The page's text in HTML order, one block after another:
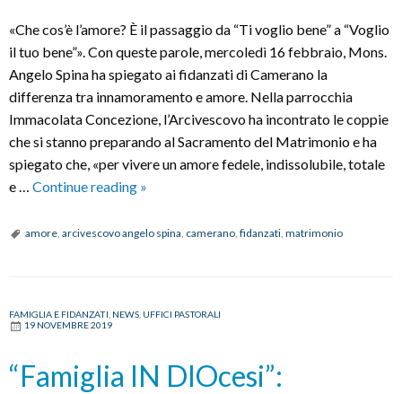
«Che cos’è l’amore? È il passaggio da “Ti voglio bene” a “Voglio
il tuo bene”». Con queste parole, mercoledì 16 febbraio, Mons.
Angelo Spina ha spiegato ai fidanzati di Camerano la
differenza tra innamoramento e amore. Nella parrocchia
Immacolata Concezione, l’Arcivescovo ha incontrato le coppie
che si stanno preparando al Sacramento del Matrimonio e ha
spiegato che, «per vivere un amore fedele, indissolubile, totale
e … Continue reading Incontro
formazione
a
»
amore arcivescovo angelo spina camerano fidanzati matrimonio
FAMIGLIA E FIDANZATI NEWS UFFICI PASTORALI
19 NOVEMBRE 2019
“Famiglia IN DIOcesi”: